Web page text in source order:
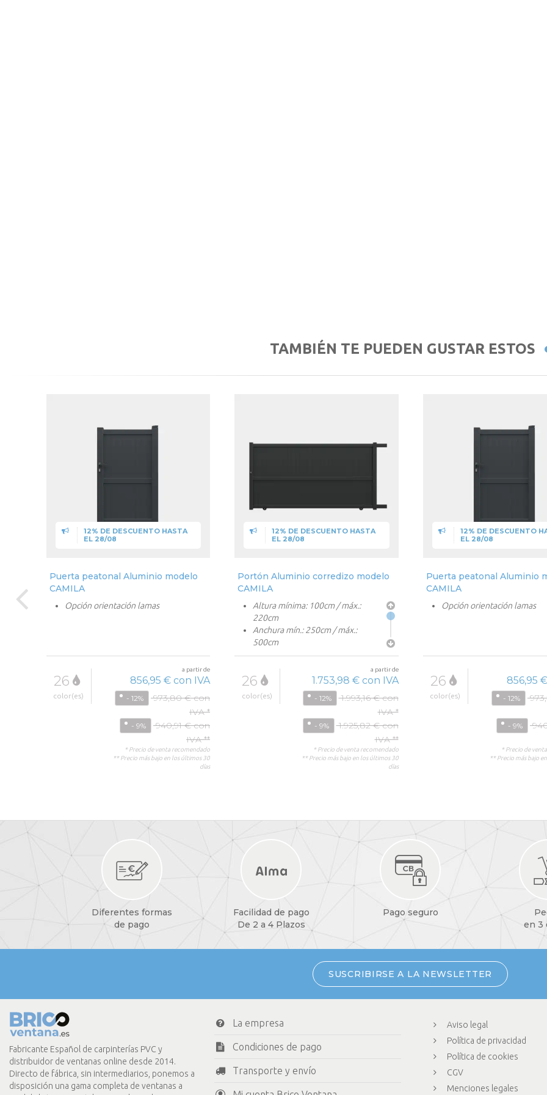
TAMBIÉN TE PUEDEN GUSTAR ESTOS
12% DE DESCUENTO HASTA
EL 28/08
Puerta peatonal Aluminio modelo
CAMILA
Opción orientación lamas
26
color(es)
a partir de
856,95 € con IVA
- 12%
973,80 € con
IVA *
- 9%
940,91 € con
IVA **
* Precio de venta recomendado
** Precio más bajo en los últimos 30
días
12% DE DESCUENTO HASTA
EL 28/08
Portón Aluminio corredizo modelo
CAMILA
Altura mínima: 100cm / máx.:
220cm
Anchura mín.: 250cm / máx.:
500cm
Motorización opcional
Opción orientación lamas
Corredero 2V posible
26
color(es)
a partir de
1.753,98 € con IVA
- 12%
1.993,16 € con
IVA *
- 9%
1.925,82 € con
IVA **
* Precio de venta recomendado
** Precio más bajo en los últimos 30
días
12% DE DESCUENTO
EL 28/08
Puerta peatonal Aluminio
CAMILA
Opción orientación lamas
26
color(es)
856,95
- 12%
- 9%
* Precio de
** Precio más bajo
Diferentes formas
de pago
Facilidad de pago
De 2 a 4 Plazos
Pago seguro
en 3
SUSCRIBIRSE A LA NEWSLETTER
Fabricante Español de carpinterías PVC y
distribuidor de ventanas online desde 2014.
Directo de fábrica, sin intermediarios, ponemos a
disposición una gama completa de ventanas a
La empresa
Condiciones de pago
Transporte y envío
Aviso legal
Política de privacidad
Política de cookies
CGV
Menciones legales